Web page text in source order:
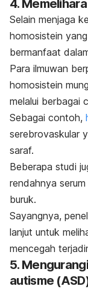
4.
Selain menjaga
homosistein
bermanfaat
Para ilmuwan
homosistein
melalui berbagai
Sebagai contoh,
serebrovaskular
saraf.
Beberapa studi
rendahnya
buruk.
Sayangnya,
lanjut untuk
mencegah
5.
autisme